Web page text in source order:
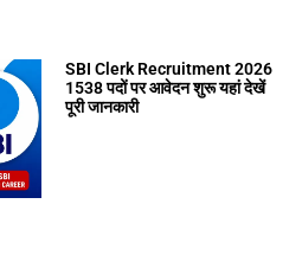
SBI Clerk Recruitment 2026
1538 पदों पर आवेदन शुरू यहां देखें
पूरी जानकारी